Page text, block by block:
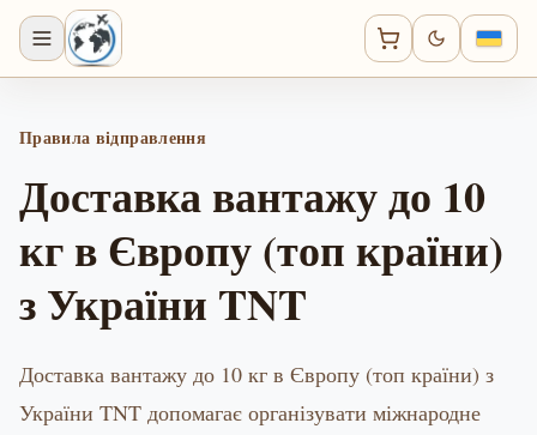
Правила відправлення
Доставка вантажу до 10
кг в Європу (топ країни)
з України TNT
Доставка вантажу до 10 кг в Європу (топ країни) з
України TNT допомагає організувати міжнародне